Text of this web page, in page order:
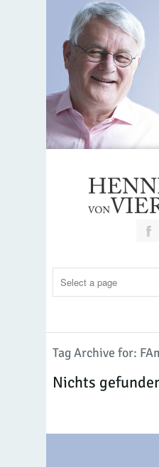
Tag Archive for:
Nichts